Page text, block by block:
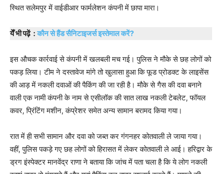
स्थित सलेमपुर में वाईडीआर फार्मलेशन कंपनी में छापा मारा।
येँ भी पढ़ें : कौन से हैंड सैनिटाइजर्स इस्तेमाल करें?
इस औचक कार्रवाई से कंपनी में खलबली मच गई। पुलिस ने मौके से छह लोगों को
पकड़ लिया। टीम ने दस्तावेज मांगे तो खुलासा हुआ कि फूड प्रोडक्ट के लाइसेंस
की आड़ में नकली दवाओं की पैकिंग की जा रही है। मौके से गैस की दवा बनाने
वाली एक नामी कंपनी के नाम से एसीलॉक की सात लाख नकली टेबलेट, फॉयल
कवर, प्रिंटिंग मशीन, कंप्रेशर समेत अन्य सामान बरामद किया गया।
रात में ही सभी सामान और दवा को जब्त कर गंगनहर कोतवाली ले जाया गया।
वहीं, पुलिस पकड़े गए छह लोगों को हिरासत में लेकर कोतवाली ले आई। हरिद्वार के
ड्रग इंस्पेक्टर मानवेंद्र राणा ने बताया कि जांच में पता चला है कि ये लोग नकली